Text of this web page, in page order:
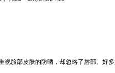
视脸部皮肤的防晒，却忽略了唇部。好